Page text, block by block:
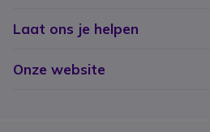
Laat ons je helpen
Onze website